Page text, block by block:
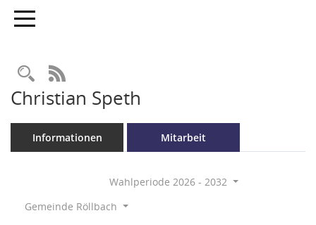
Toggle navigation
Rechercheauswahl
RSS-Feed
Christian Speth
Informationen Mitarbeit
Wahlperiode 2026 - 2032
Gemeinde Röllbach